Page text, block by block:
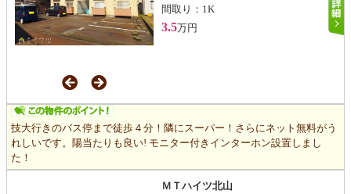
間取り： 1K
3.5万円
技大行きのバス停まで徒歩４分！隣にスーパー！さらにネット無料がう
れしいです。陽当たりも良い! モニター付きインターホン設置しまし
た！
ＭＴハイツ北山